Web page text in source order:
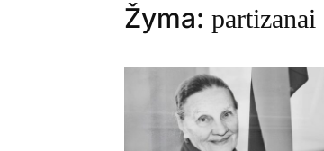
Žyma: partizanai